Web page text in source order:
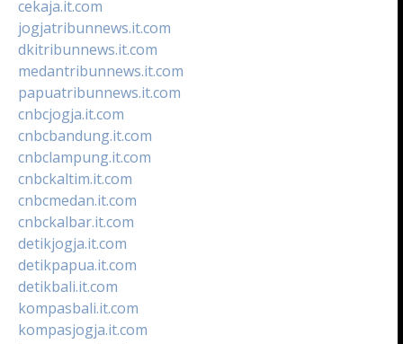
cekaja.it.com
jogjatribunnews.it.com
dkitribunnews.it.com
medantribunnews.it.com
papuatribunnews.it.com
cnbcjogja.it.com
cnbcbandung.it.com
cnbclampung.it.com
cnbckaltim.it.com
cnbcmedan.it.com
cnbckalbar.it.com
detikjogja.it.com
detikpapua.it.com
detikbali.it.com
kompasbali.it.com
kompasjogja.it.com